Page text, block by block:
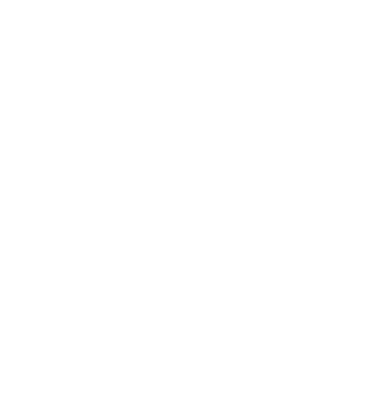
hémorragiques". Et trop souvent, on
on ne prescrit pas la pilule "à
chez le gynécologue et d'un bilan.
spontanément, mais elles peuvent
et des vertiges à la clé. Alors qu'un
rapidement à la situation...
de
ovulation, qui entraîne un
la première partie du cycle, les œstrogènes